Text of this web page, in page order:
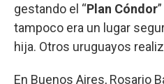
gestando el “Plan Cóndor
tampoco era un lugar
hija. Otros uruguayos
En Buenos Aires, Rosario